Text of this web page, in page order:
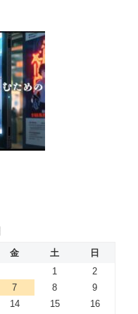
金 土
日
1
2
7 8
9
14 15
16